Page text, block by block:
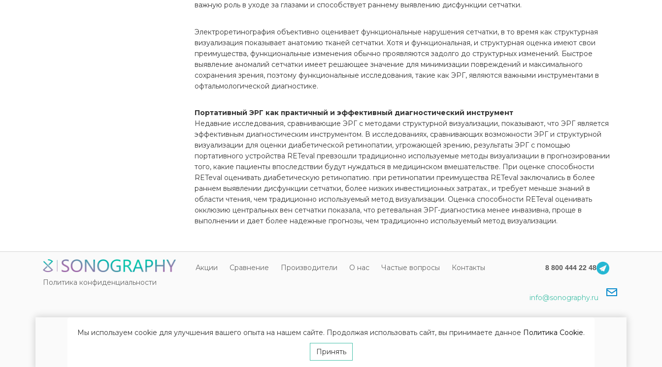
важную роль в уходе за глазами и способствует раннему выявлению дисфункции сетчатки.
Электроретинография объективно оценивает функциональные нарушения сетчатки, в то время как структурная
визуализация показывает анатомию тканей сетчатки. Хотя и функциональная, и структурная оценка имеют свои
преимущества, функциональные изменения обычно проявляются задолго до структурных изменений. Быстрое
выявление аномалий сетчатки имеет решающее значение для минимизации повреждений и максимального
сохранения зрения, поэтому функциональные исследования, такие как ЭРГ, являются важными инструментами в
офтальмологической диагностике.
Портативный ЭРГ как практичный и эффективный диагностический инструмент
Недавние исследования, сравнивающие ЭРГ с методами структурной визуализации, показывают, что ЭРГ является
эффективным диагностическим инструментом. В исследованиях, сравнивающих возможности ЭРГ и структурной
визуализации для оценки диабетической ретинопатии, угрожающей зрению, результаты ЭРГ с помощью
портативного устройства RETeval превзошли традиционно используемые методы визуализации в прогнозировании
того, какие пациенты впоследствии будут нуждаться в медицинском вмешательстве. При оценке способности
RETeval оценивать диабетическую ретинопатию. при ретинопатии преимущества RETeval заключались в более
раннем выявлении дисфункции сетчатки, более низких инвестиционных затратах., и требует меньше знаний в
области чтения, чем традиционно используемый метод визуализации. Оценка способности RETeval оценивать
окклюзию центральных вен сетчатки показала, что ретевальная ЭРГ-диагностика менее инвазивна, проще в
выполнении и дает более надежные прогнозы, чем традиционно используемый метод визуализации.
Политика конфиденциальности
Акции Cравнение Производители О нас Частые вопросы Контакты 8 800 444 22 48
info@sonography.ru
© Все права защищены Sonography 2026
Изготовление сайта
Мы используем cookie для улучшения вашего опыта на нашем сайте. Продолжая использовать сайт, вы принимаете данное Политика Cookie.
Принять